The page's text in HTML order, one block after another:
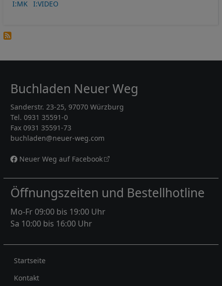
I:MK
I:VIDEO
Buchladen Neuer Weg
Sanderstr. 23-25, 97070 Würzburg
Tel. 0931 35591-0
Fax 0931 35591-73
buchladen@neuer-weg.com
Neuer Weg auf Facebook
Öffnungszeiten und Bestellhotline
Mo-Fr 09:00 bis 19:00 Uhr
Sa 10:00 bis 16:00 Uhr
Rechtliches
Startseite
Kontakt